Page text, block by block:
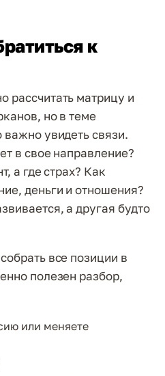
к
рассчитать матрицу и
но в теме
важно увидеть связи.
в свое направление?
а где страх? Как
деньги и отношения?
а другая будто
все позиции в
полезен разбор,
или меняете